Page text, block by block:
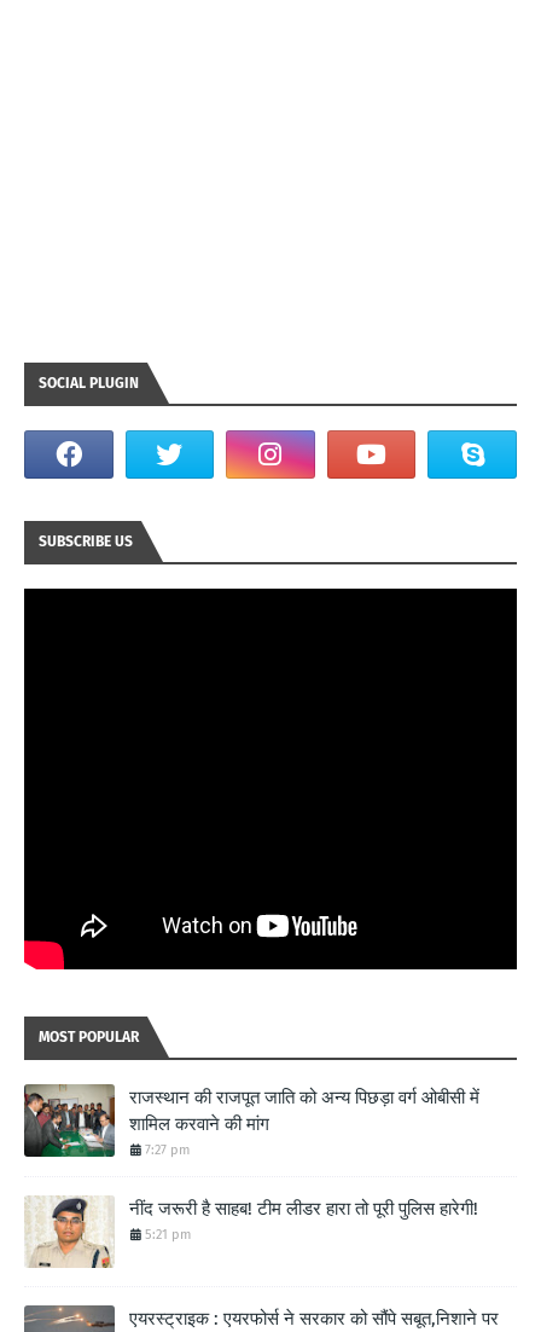
SOCIAL PLUGIN
SUBSCRIBE US
MOST POPULAR
राजस्थान की राजपूत जाति को अन्य पिछड़ा वर्ग ओबीसी में
शामिल करवाने की मांग
7:27 pm
नींद जरूरी है साहब! टीम लीडर हारा तो पूरी पुलिस हारेगी!
5:21 pm
एयरस्ट्राइक : एयरफोर्स ने सरकार को सौंपे सबूत,निशाने पर